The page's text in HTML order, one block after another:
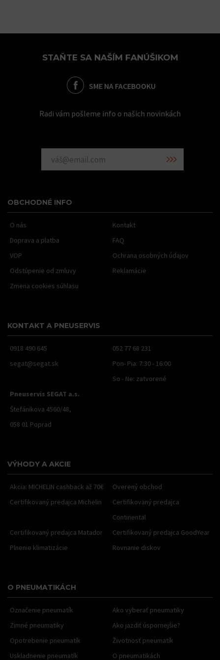
STAŇTE SA NAŠÍM FANÚŠIKOM
SME NA FACEBOOKU
Radi vám pošleme info o našich novinkách
OBCHODNÉ INFO
O nás
Kontakt
Doprava a platba
FAQ
VOP
Ochrana osobných údajov
Odstúpenie od zmluvy
Reklamácie
Zmena cookies súhlasu
KONTAKT A PNEUSERVIS
0918 490 645
052 77 68 231
segat@segat.sk
Pon- Pia: 7:30 - 16:00
So - Ne: zatvorené
Pneuservis SEGAT a.s.
Štefánikova 4560/48,
058 01 Poprad
VÝHODY A AKCIE
Akcia: MICHELIN cashback až 70€
Overený obchod
Certifikovaný predajca Michelin
Certifikovaný predajca
Continental
Certifikovaný predajca Matador
Certifikovaný predajca GoodYear
Plnenie klimatizácie
Rovnanie diskov
O PNEUMATIKÁCH
Označenie pneumatík
Ako vyberať pneumatiky
Zimné pneumatiky
Ako jazdiť úspornejšie?
Opotrebenie pneumatík
Životnosť pneumatík
Uskladnenie pneumatík
O pneumatikách